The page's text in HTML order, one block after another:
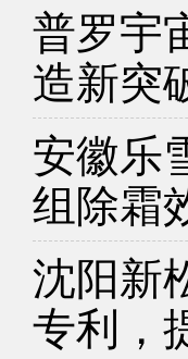
普罗宇
造新突
安徽乐
组除霜
沈阳新
专利，